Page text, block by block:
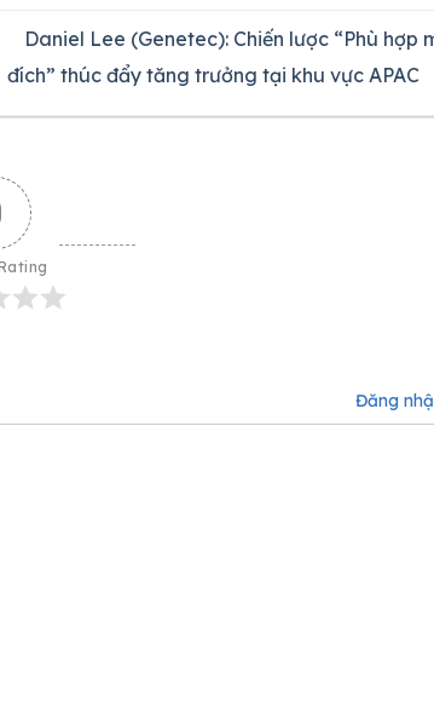
Daniel Lee (Genetec): Chiến lược “Phù hợp
đích” thúc đẩy tăng trưởng tại khu vực APAC
Đăng